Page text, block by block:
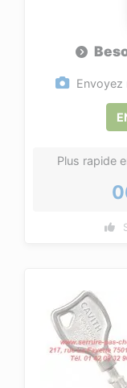
Plus rapide